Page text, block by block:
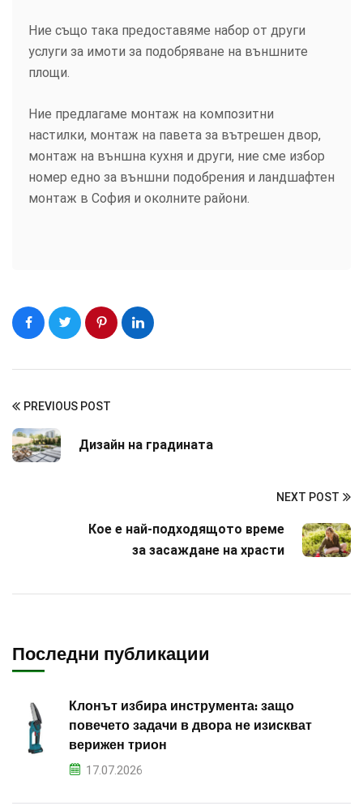
Ние също така предоставяме набор от други
услуги за имоти за подобряване на външните
площи.
Ние предлагаме монтаж на композитни
настилки, монтаж на павета за вътрешен двор,
монтаж на външна кухня и други, ние сме избор
номер едно за външни подобрения и ландшафтен
монтаж в София и околните райони.
PREVIOUS POST
Дизайн на градината
NEXT POST
Кое е най-подходящото време
за засаждане на храсти
Последни публикации
Клонът избира инструмента: защо
повечето задачи в двора не изискват
верижен трион
17.07.2026